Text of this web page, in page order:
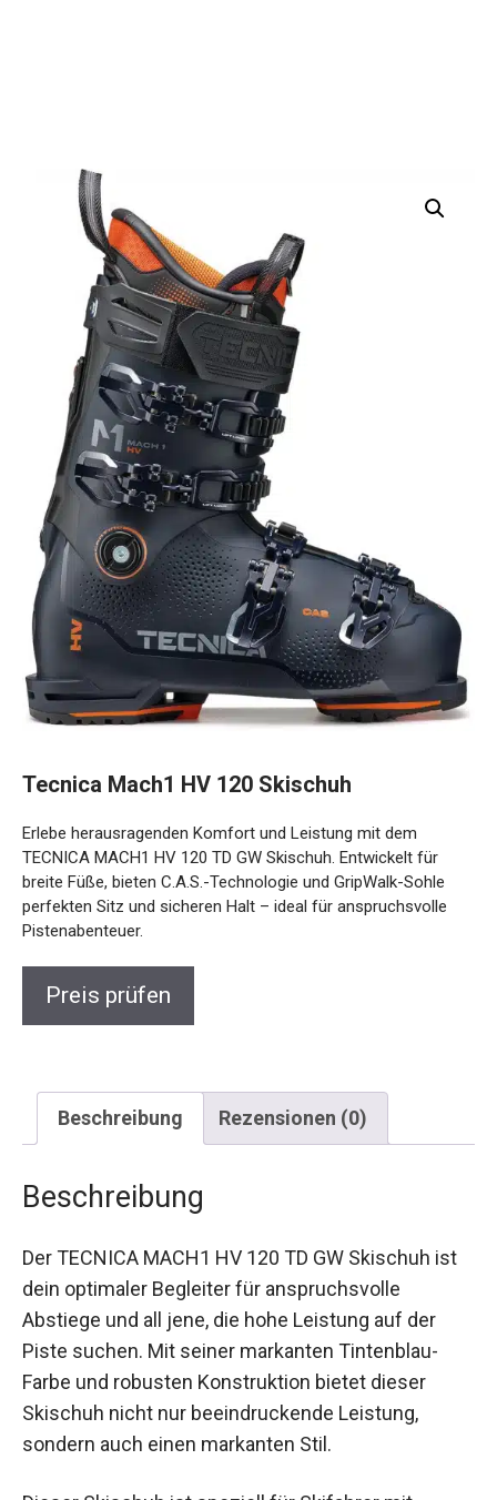
Tecnica Mach1 HV 120 Skischuh
Erlebe herausragenden Komfort und Leistung mit dem
TECNICA MACH1 HV 120 TD GW Skischuh. Entwickelt für
breite Füße, bieten C.A.S.-Technologie und GripWalk-Sohle
perfekten Sitz und sicheren Halt – ideal für anspruchsvolle
Pistenabenteuer.
Preis prüfen
Beschreibung Rezensionen (0)
Beschreibung
Der TECNICA MACH1 HV 120 TD GW Skischuh ist
dein optimaler Begleiter für anspruchsvolle
Abstiege und all jene, die hohe Leistung auf der
Piste suchen. Mit seiner markanten Tintenblau-
Farbe und robusten Konstruktion bietet dieser
Skischuh nicht nur beeindruckende Leistung,
sondern auch einen markanten Stil.